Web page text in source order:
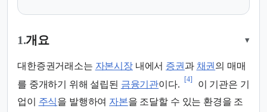
1.개요 ▾
대한증권거래소는 자본시장내에서 증권과 채권의 매매
를 중개하기 위해 설립된 금융기관이다.
[4]
이 기관은 기
업이 주식을 발행하여 자본을 조달할 수 있는 환경을 조